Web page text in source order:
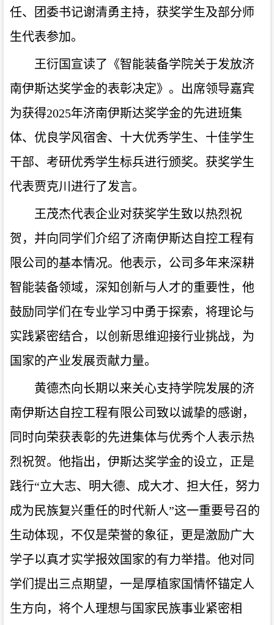
任、团委书记谢清勇主持，获奖学生及部分师
生代表参加。
王衍国宣读了《智能装备学院关于发放济
南伊斯达奖学金的表彰决定》。出席领导嘉宾
为获得2025年济南伊斯达奖学金的先进班集
体、优良学风宿舍、十大优秀学生、十佳学生
干部、考研优秀学生标兵进行颁奖。获奖学生
代表贾克川进行了发言。
王茂杰代表企业对获奖学生致以热烈祝
贺，并向同学们介绍了济南伊斯达自控工程有
限公司的基本情况。他表示，公司多年来深耕
智能装备领域，深知创新与人才的重要性，他
鼓励同学们在专业学习中勇于探索，将理论与
实践紧密结合，以创新思维迎接行业挑战，为
国家的产业发展贡献力量。
黄德杰向长期以来关心支持学院发展的济
南伊斯达自控工程有限公司致以诚挚的感谢，
同时向荣获表彰的先进集体与优秀个人表示热
烈祝贺。他指出，伊斯达奖学金的设立，正是
践行“立大志、明大德、成大才、担大任，努力
成为民族复兴重任的时代新人”这一重要号召的
生动体现，不仅是荣誉的象征，更是激励广大
学子以真才实学报效国家的有力举措。他对同
学们提出三点期望，一是厚植家国情怀锚定人
生方向，将个人理想与国家民族事业紧密相